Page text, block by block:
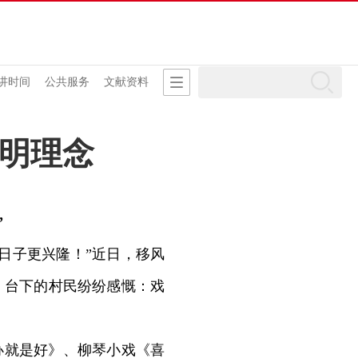
时间 公共服务 文献资料
理念
更兴隆！”近日，移风
下的村民纷纷感慨：戏
是好》、柳琴小戏《喜